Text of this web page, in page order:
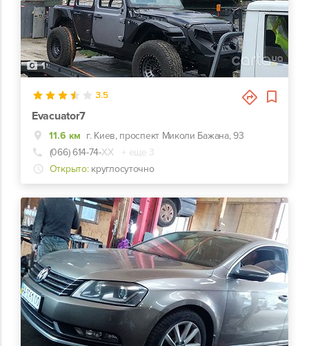
1
3.5
Evacuator7
11.6 км г. Киев, проспект Миколи Бажана, 93
(066) 614-74-ХХ
+ еще 3
Открыто: круглосуточно